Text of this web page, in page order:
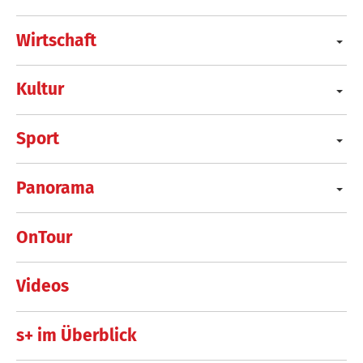
Wirtschaft
Kultur
Sport
Panorama
OnTour
Videos
s+ im Überblick